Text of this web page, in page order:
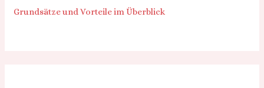
Grundsätze und Vorteile im Überblick